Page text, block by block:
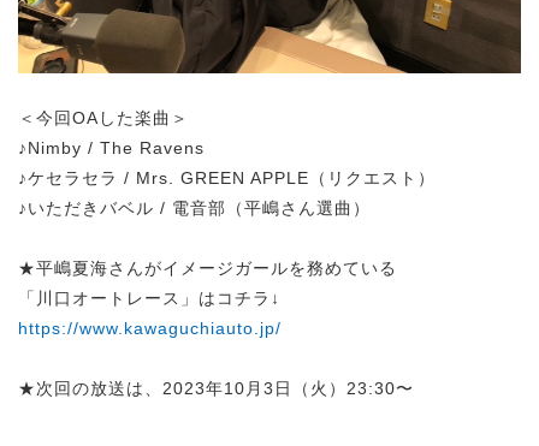
＜今回OAした楽曲＞
♪Nimby / The Ravens
♪ケセラセラ / Mrs. GREEN APPLE（リクエスト）
♪いただきバベル / 電音部（平嶋さん選曲）
★平嶋夏海さんがイメージガールを務めている
「川口オートレース」はコチラ↓
https://www.kawaguchiauto.jp/
★次回の放送は、2023年10月3日（火）23:30〜